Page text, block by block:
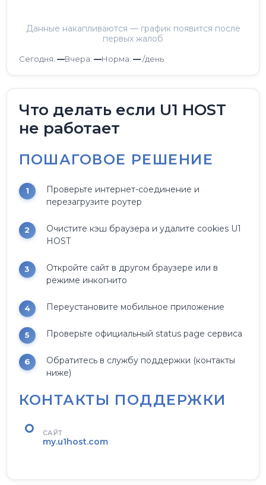
Данные накапливаются — график появится после
первых жалоб
Сегодня: —Вчера: —Норма: —/день
Что делать если U1 HOST
не работает
ПОШАГОВОЕ РЕШЕНИЕ
Проверьте интернет-соединение и
перезагрузите роутер
Очистите кэш браузера и удалите cookies U1
HOST
Откройте сайт в другом браузере или в
режиме инкогнито
Переустановите мобильное приложение
Проверьте официальный status page сервиса
Обратитесь в службу поддержки (контакты
ниже)
КОНТАКТЫ ПОДДЕРЖКИ
САЙТ
my.u1host.com